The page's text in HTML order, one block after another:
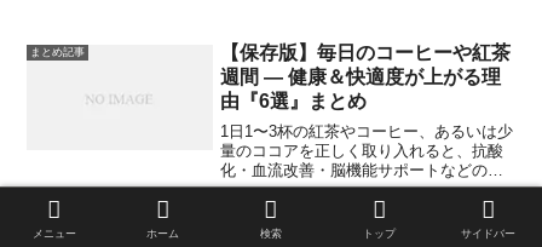
バイスを交えて解説します。
まとめ記事
【保存版】毎日のコーヒーや紅茶
週間 — 健康＆快適度が上がる理
由『6選』まとめ
1日1〜3杯の紅茶やコーヒー、あるいは少
量のココアを正しく取り入れると、抗酸
化・血流改善・脳機能サポートなどの恩
恵が期待できます。本記事は「紅茶（健
「ココア」「カフェインの基礎」「自然
人間 食品添加物の科学：知っておくべ
メニュー ホーム 検索 トップ サイドバー